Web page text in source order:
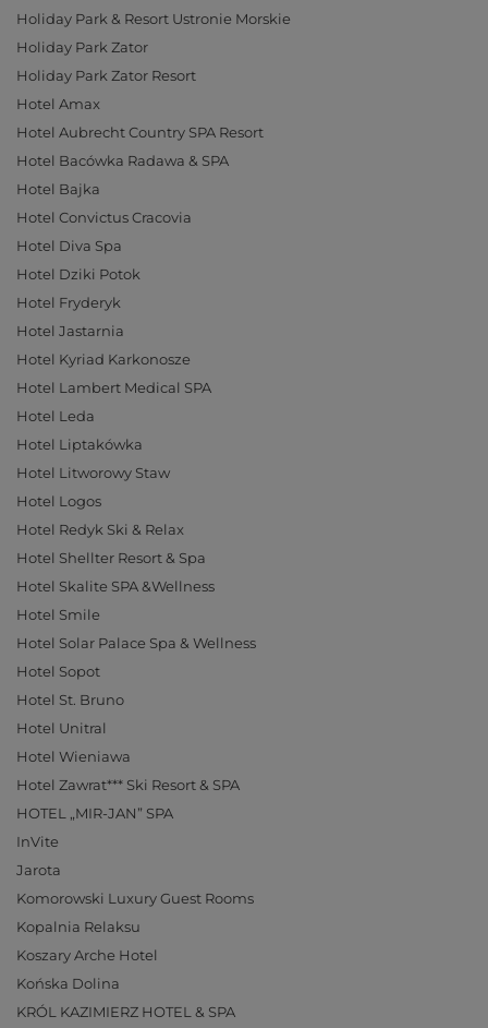
Holiday Park & Resort Ustronie Morskie
Holiday Park Zator
Holiday Park Zator Resort
Hotel Amax
Hotel Aubrecht Country SPA Resort
Hotel Bacówka Radawa & SPA
Hotel Bajka
Hotel Convictus Cracovia
Hotel Diva Spa
Hotel Dziki Potok
Hotel Fryderyk
Hotel Jastarnia
Hotel Kyriad Karkonosze
Hotel Lambert Medical SPA
Hotel Leda
Hotel Liptakówka
Hotel Litworowy Staw
Hotel Logos
Hotel Redyk Ski & Relax
Hotel Shellter Resort & Spa
Hotel Skalite SPA &Wellness
Hotel Smile
Hotel Solar Palace Spa & Wellness
Hotel Sopot
Hotel St. Bruno
Hotel Unitral
Hotel Wieniawa
Hotel Zawrat*** Ski Resort & SPA
HOTEL „MIR-JAN” SPA
InVite
Jarota
Komorowski Luxury Guest Rooms
Kopalnia Relaksu
Koszary Arche Hotel
Końska Dolina
KRÓL KAZIMIERZ HOTEL & SPA